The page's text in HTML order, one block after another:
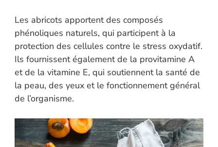
Les abricots apportent des composés
phénoliques naturels, qui participent à la
protection des cellules contre le stress oxydatif.
Ils fournissent également de la provitamine A
et de la vitamine E, qui soutiennent la santé de
la peau, des yeux et le fonctionnement général
de l’organisme.